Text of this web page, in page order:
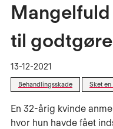
til
13-12-2021
Behandlingsskade Sket en
En 32-årig kvinde
hvor hun havde fået